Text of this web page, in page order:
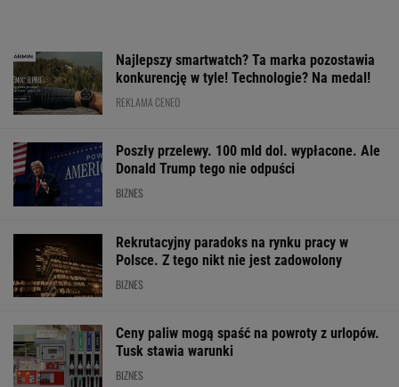
Najlepszy smartwatch? Ta marka pozostawia
konkurencję w tyle! Technologie? Na medal!
REKLAMA CENEO
Poszły przelewy. 100 mld dol. wypłacone. Ale
Donald Trump tego nie odpuści
BIZNES
Rekrutacyjny paradoks na rynku pracy w
Polsce. Z tego nikt nie jest zadowolony
BIZNES
Ceny paliw mogą spaść na powroty z urlopów.
Tusk stawia warunki
BIZNES